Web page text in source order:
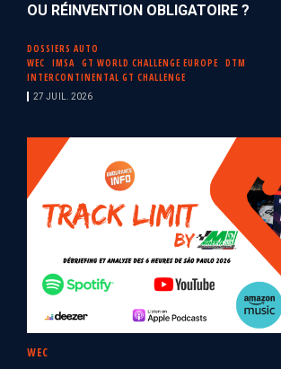
OU RÉINVENTION OBLIGATOIRE ?
DOSSIERS AUTO
WEC
IMSA GT WORLD CHALLENGE EUROPE
DTM
INTERCONTINENTAL GT CHALLENGE
27 JUIL. 2026
WEC